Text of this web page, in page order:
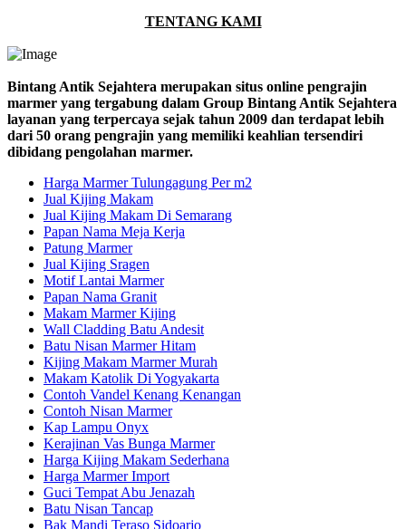
TENTANG KAMI
Bintang Antik Sejahtera merupakan situs online pengrajin
marmer yang tergabung dalam Group Bintang Antik Sejahtera
layanan yang terpercaya sejak tahun 2009 dan terdapat lebih
dari 50 orang pengrajin yang memiliki keahlian tersendiri
dibidang pengolahan marmer.
Harga Marmer Tulungagung Per m2
Jual Kijing Makam
Jual Kijing Makam Di Semarang
Papan Nama Meja Kerja
Patung Marmer
Jual Kijing Sragen
Motif Lantai Marmer
Papan Nama Granit
Makam Marmer Kijing
Wall Cladding Batu Andesit
Batu Nisan Marmer Hitam
Kijing Makam Marmer Murah
Makam Katolik Di Yogyakarta
Contoh Vandel Kenang Kenangan
Contoh Nisan Marmer
Kap Lampu Onyx
Kerajinan Vas Bunga Marmer
Harga Kijing Makam Sederhana
Harga Marmer Import
Guci Tempat Abu Jenazah
Batu Nisan Tancap
Bak Mandi Teraso Sidoarjo